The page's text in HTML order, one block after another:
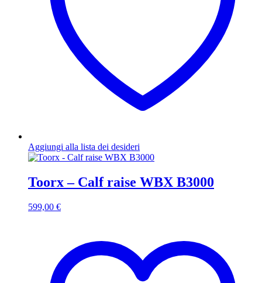
Aggiungi alla lista dei desideri
Toorx – Calf raise WBX B3000
599,00 €